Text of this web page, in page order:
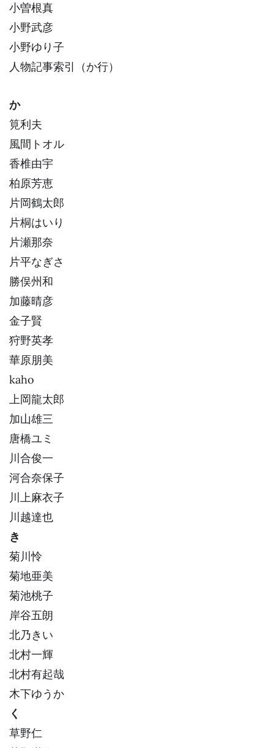
小曽根真
小野武彦
小野ゆり子
人物記事索引（か行）
か
筧利夫
風間トオル
香椎由宇
柏原芳恵
片岡鶴太郎
片桐はいり
片瀬那奈
片平なぎさ
勝俣州和
加藤晴彦
金子賢
狩野英孝
華原朋美
kaho
上岡龍太郎
加山雄三
唐橋ユミ
川合俊一
河合奈保子
川上麻衣子
川越達也
き
菊川怜
菊地亜美
菊池桃子
岸谷五朗
北乃きい
北村一輝
北村有起哉
木下ゆうか
く
草野仁